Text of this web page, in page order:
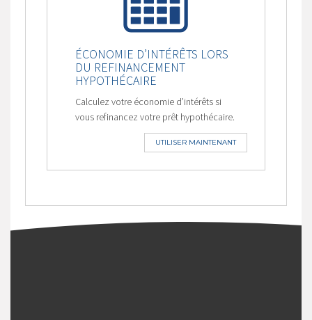
ÉCONOMIE D’INTÉRÊTS LORS
DU REFINANCEMENT
HYPOTHÉCAIRE
Calculez votre économie d’intérêts si
vous refinancez votre prêt hypothécaire.
UTILISER MAINTENANT